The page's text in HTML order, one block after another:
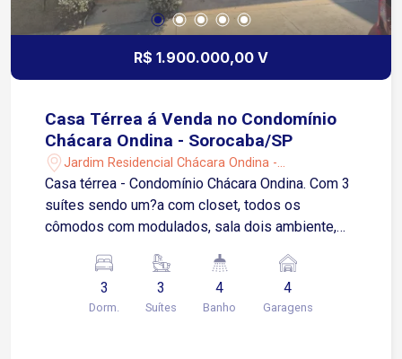
R$ 1.900.000,00 V
Casa Térrea á Venda no Condomínio
Chácara Ondina - Sorocaba/SP
Jardim Residencial Chácara Ondina -
Sorocaba/SP
Casa térrea - Condomínio Chácara Ondina. Com 3
suítes sendo um?a com closet, todos os
cômodos com modulados, sala dois ambiente,
aquecida, área de serviço, espaço gourmet, 4
vagas de garagem sendo 2 cobertas.
3
Dorm.
3
Suítes
4
Banho
4
Garagens